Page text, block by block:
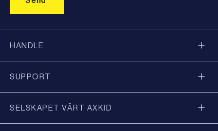
HANDLE
SUPPORT
SELSKAPET VÅRT AXKID